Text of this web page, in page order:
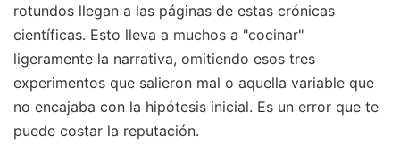
rotundos llegan a las páginas de estas crónicas
científicas. Esto lleva a muchos a "cocinar"
ligeramente la narrativa, omitiendo esos tres
experimentos que salieron mal o aquella variable que
no encajaba con la hipótesis inicial. Es un error que te
puede costar la reputación.